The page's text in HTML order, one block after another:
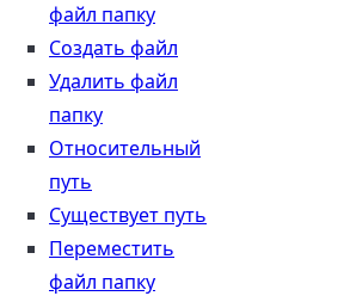
файл папку
Создать файл
Удалить файл
папку
Относительный
путь
Существует путь
Переместить
файл папку